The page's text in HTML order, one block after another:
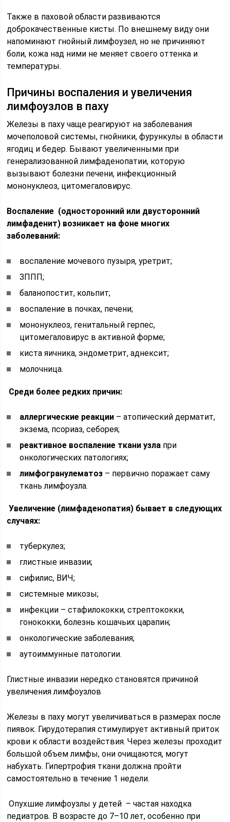
Также в паховой области развиваются
доброкачественные кисты. По внешнему виду они
напоминают гнойный лимфоузел, но не причиняют
боли, кожа над ними не меняет своего оттенка и
температуры.
Причины воспаления и увеличения
лимфоузлов в паху
Железы в паху чаще реагируют на заболевания
мочеполовой системы, гнойники, фурункулы в области
ягодиц и бедер. Бывают увеличенными при
генерализованной лимфаденопатии, которую
вызывают болезни печени, инфекционный
мононуклеоз, цитомегаловирус.
Воспаление (односторонний или двусторонний
лимфаденит) возникает на фоне многих
заболеваний:
воспаление мочевого пузыря, уретрит;
ЗППП;
баланопостит, кольпит;
воспаление в почках, печени;
мононуклеоз, генитальный герпес,
цитомегаловирус в активной форме;
киста яичника, эндометрит, аднексит;
молочница.
Среди более редких причин:
аллергические реакции – атопический дерматит,
экзема, псориаз, себорея;
реактивное воспаление ткани узла при
онкологических патологиях;
лимфогранулематоз – первично поражает саму
ткань лимфоузла.
Увеличение (лимфаденопатия) бывает в следующих
случаях:
туберкулез;
глистные инвазии;
сифилис, ВИЧ;
системные микозы;
инфекции – стафилококки, стрептококки,
гонококки, болезнь кошачьих царапин;
онкологические заболевания;
аутоиммунные патологии.
Глистные инвазии нередко становятся причиной
увеличения лимфоузлов
Железы в паху могут увеличиваться в размерах после
пиявок. Гирудотерапия стимулирует активный приток
крови к области воздействия. Через железы проходит
большой объем лимфы, они очищаются, могут
набухать. Гипертрофия ткани должна пройти
самостоятельно в течение 1 недели.
Опухшие лимфоузлы у детей – частая находка
педиатров. В возрасте до 7–10 лет, особенно при